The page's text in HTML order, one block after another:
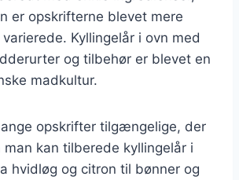
er opskrifterne blevet mere
Kyllingelår i ovn med
og tilbehør er blevet en
madkultur.
opskrifter tilgængelige, der
man kan tilberede kyllingelår i
hvidløg og citron til bønner og